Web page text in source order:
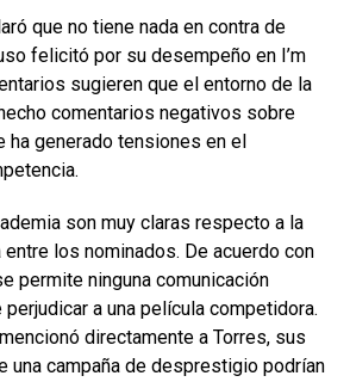
que no tiene nada en contra de
felicitó por su desempeño en I’m
sugieren que el entorno de la
comentarios negativos sobre
ha generado tensiones en el
son muy claras respecto a la
los nominados. De acuerdo con
permite ninguna comunicación
a una película competidora.
directamente a Torres, sus
una campaña de desprestigio podrían